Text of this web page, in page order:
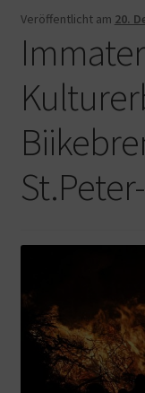
Datenschutz
Impressum
Kasse
Mein Konto
Shop
Warenkorb
Veröffentlicht am 20.